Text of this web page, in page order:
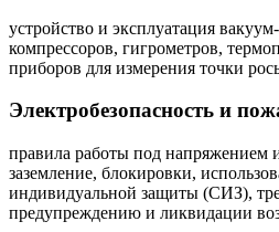
устройство и эксплуатация
компрессоров, гигрометров,
приборов для измерения точки
Электробезопасность и
правила работы под напряжением
заземление, блокировки,
индивидуальной защиты (СИЗ),
предупреждению и ликвидации